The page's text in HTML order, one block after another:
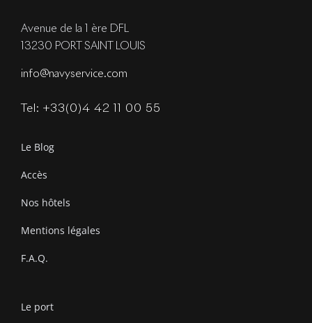
Avenue de la 1 ère DFL
13230 PORT SAINT LOUIS
info@navyservice.com
Tel: +33(0)4 42 11 00 55
Le Blog
Accès
Nos hôtels
Mentions légales
F.A.Q.
Le port